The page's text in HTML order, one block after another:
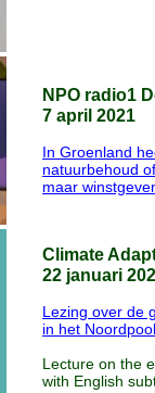
NPO radio1
7 april 2021
In Groenland
natuurbehoud
maar
Climate
22 januari
Lezing over de
in het
Lecture on the
with English